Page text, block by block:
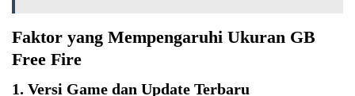
Faktor yang Mempengaruhi Ukuran GB
Free Fire
1. Versi Game dan Update Terbaru